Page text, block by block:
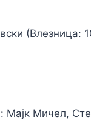
(Влезница:
Мајк Мичел,